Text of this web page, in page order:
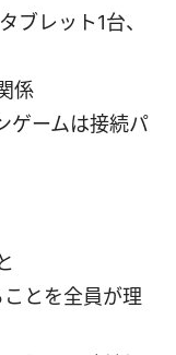
ブレット1台、
係
ゲームは接続パ
とを全員が理